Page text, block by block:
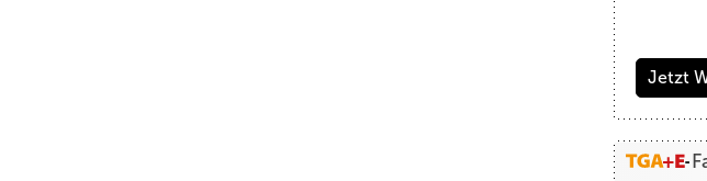
Jetzt